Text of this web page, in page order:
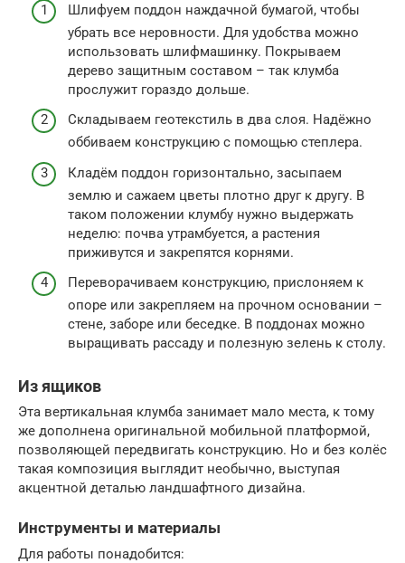
Шлифуем поддон наждачной бумагой, чтобы
убрать все неровности. Для удобства можно
использовать шлифмашинку. Покрываем
дерево защитным составом – так клумба
прослужит гораздо дольше.
Складываем геотекстиль в два слоя. Надёжно
оббиваем конструкцию с помощью степлера.
Кладём поддон горизонтально, засыпаем
землю и сажаем цветы плотно друг к другу. В
таком положении клумбу нужно выдержать
неделю: почва утрамбуется, а растения
приживутся и закрепятся корнями.
Переворачиваем конструкцию, прислоняем к
опоре или закрепляем на прочном основании –
стене, заборе или беседке. В поддонах можно
выращивать рассаду и полезную зелень к столу.
Из ящиков
Эта вертикальная клумба занимает мало места, к тому
же дополнена оригинальной мобильной платформой,
позволяющей передвигать конструкцию. Но и без колёс
такая композиция выглядит необычно, выступая
акцентной деталью ландшафтного дизайна.
Инструменты и материалы
Для работы понадобится: